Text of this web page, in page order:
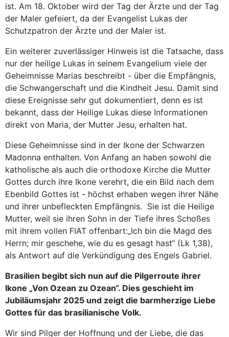
ist. Am 18. Oktober wird der Tag der Ärzte und der Tag
der Maler gefeiert, da der Evangelist Lukas der
Schutzpatron der Ärzte und der Maler ist.
Ein weiterer zuverlässiger Hinweis ist die Tatsache, dass
nur der heilige Lukas in seinem Evangelium viele der
Geheimnisse Marias beschreibt - über die Empfängnis,
die Schwangerschaft und die Kindheit Jesu. Damit sind
diese Ereignisse sehr gut dokumentiert, denn es ist
bekannt, dass der Heilige Lukas diese Informationen
direkt von Maria, der Mutter Jesu, erhalten hat.
Diese Geheimnisse sind in der Ikone der Schwarzen
Madonna enthalten. Von Anfang an haben sowohl die
katholische als auch die orthodoxe Kirche die Mutter
Gottes durch ihre Ikone verehrt, die ein Bild nach dem
Ebenbild Gottes ist - höchst erhaben wegen ihrer Nähe
und ihrer unbefleckten Empfängnis. Sie ist die Heilige
Mutter, weil sie ihren Sohn in der Tiefe ihres Schoßes
mit ihrem vollen FIAT offenbart:„Ich bin die Magd des
Herrn; mir geschehe, wie du es gesagt hast“ (Lk 1,38),
als Antwort auf die Verkündigung des Engels Gabriel.
Brasilien begibt sich nun auf die Pilgerroute ihrer
Ikone „Von Ozean zu Ozean“. Dies geschieht im
Jubiläumsjahr 2025 und zeigt die barmherzige Liebe
Gottes für das brasilianische Volk.
Wir sind Pilger der Hoffnung und der Liebe, die das